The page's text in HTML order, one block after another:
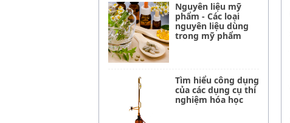
Nguyên liệu mỹ
phẩm - Các loại
nguyên liệu dùng
trong mỹ phẩm
Tìm hiểu công dụng
của các dụng cụ thí
nghiệm hóa học